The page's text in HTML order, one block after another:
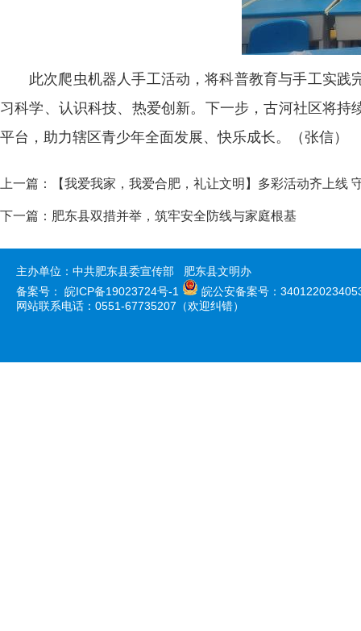
此次爬虫机器人手工活动，将科普教育与手工实
习科学、认识科技、热爱创新。下一步，古河社区将
平台，助力辖区青少年全面发展、快乐成长。（张信）
上一篇： 【我爱我家，我爱合肥，礼让文明】多彩活动齐上线
下一篇： 肥东县双措并举，筑牢安全防线与家庭根基
主办单位：中共肥东县委宣传部 肥东县文明办
备案号： 皖ICP备19023724号-1
皖公安备案号：
网站联系电话：0551-67735207（欢迎纠错）